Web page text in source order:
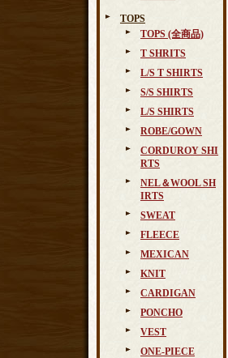
TOPS
TOPS (全商品)
T SHRITS
L/S T SHIRTS
S/S SHIRTS
L/S SHIRTS
ROBE/GOWN
CORDUROY SHI
RTS
NEL＆WOOL SH
IRTS
SWEAT
FLEECE
MEXICAN
KNIT
CARDIGAN
PONCHO
VEST
ONE-PIECE